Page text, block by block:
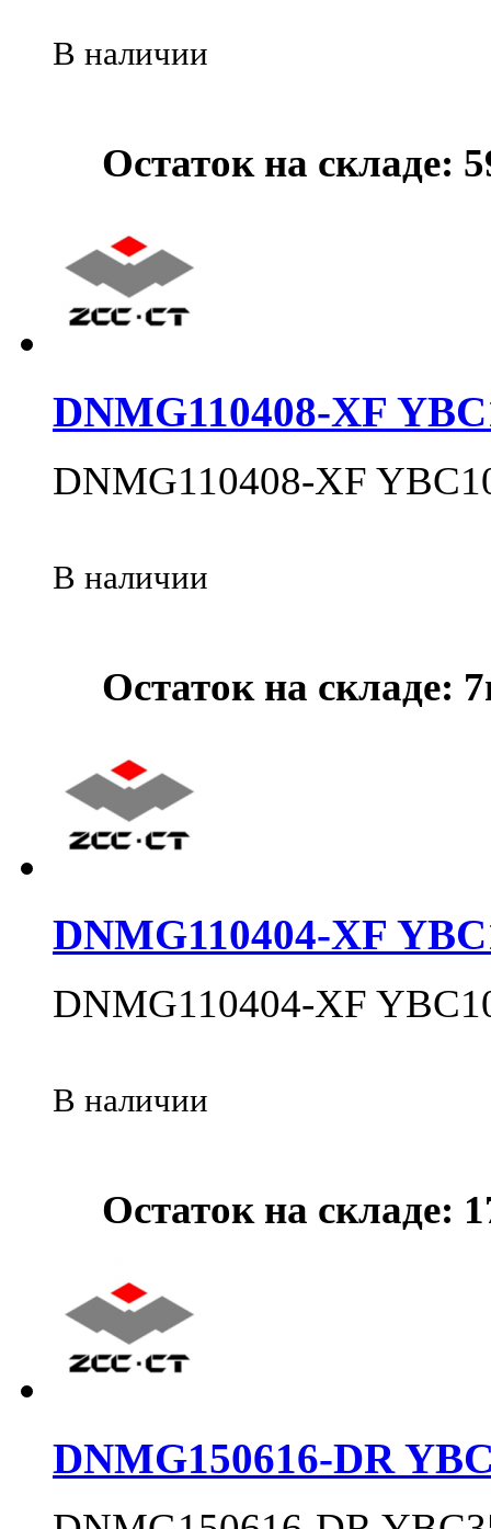
В наличии
Остаток на складе:
DNMG110408-XF
DNMG110408-XF
В наличии
Остаток на складе:
DNMG110404-XF
DNMG110404-XF
В наличии
Остаток на складе:
DNMG150616-DR